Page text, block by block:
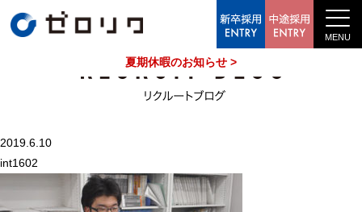
中途採用情報
夏期休暇のお知らせ >
2019.6.10
int1602